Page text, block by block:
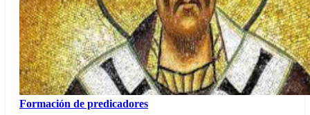
Formación de predicadores